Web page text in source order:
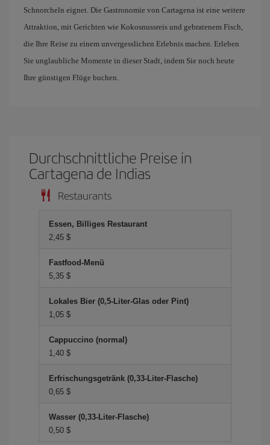
Schnorcheln eignet. Die Gastronomie von Cartagena ist eine weitere
Attraktion, mit Gerichten wie Kokosnussreis und gebratenem Fisch,
die Ihre Reise zu einem unvergesslichen Erlebnis machen. Erleben
Sie unglaubliche Momente in dieser Stadt, indem Sie noch heute
Ihre günstigen Flüge buchen.
Durchschnittliche Preise in
Cartagena de Indias
Restaurants
Essen, Billiges Restaurant
2,45 $
Fastfood-Menü
5,35 $
Lokales Bier (0,5-Liter-Glas oder Pint)
1,05 $
Cappuccino (normal)
1,40 $
Erfrischungsgetränk (0,33-Liter-Flasche)
0,65 $
Wasser (0,33-Liter-Flasche)
0,50 $